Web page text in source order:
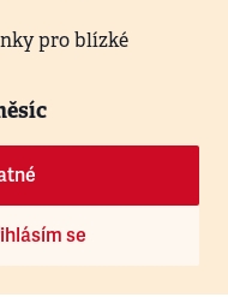
pro blízké
se